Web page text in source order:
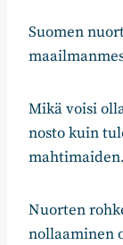
Suomen
Mikä voisi
nosto kuin
Nuorten
nollaaminen